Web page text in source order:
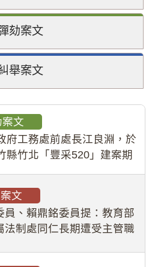
劾案文
舉案文
案文
府工務處前處長江良淵，於
縣竹北「豐采520」建案期
餘元，並長期收受建商餽
顧公共安全，圖利默許建商
間
文
員、賴鼎銘委員提：教育部
法制處同仁長期遭受主管職